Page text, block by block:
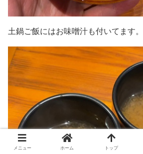
土鍋ご飯にはお味噌汁も付いてます。
メニュー ホーム トップ